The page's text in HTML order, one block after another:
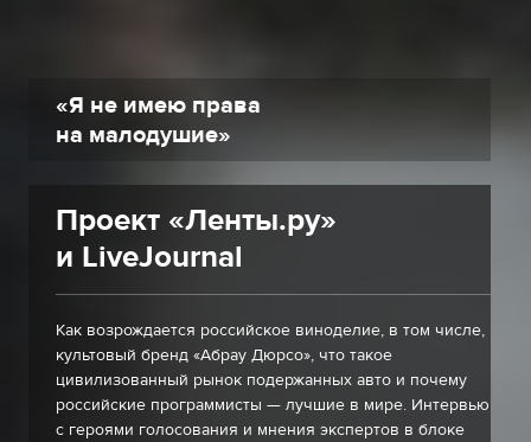
«Я не имею права
на малодушие»
Проект «Ленты.ру»
и LiveJournal
Как возрождается российское виноделие, в том числе,
культовый бренд «Абрау Дюрсо», что такое
цивилизованный рынок подержанных авто и почему
российские программисты — лучшие в мире. Интервью
с героями голосования и мнения экспертов в блоке